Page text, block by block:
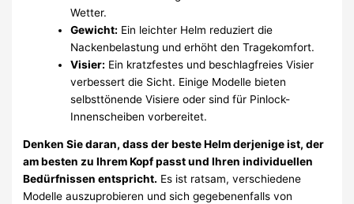
Wetter.
Gewicht: Ein leichter Helm reduziert die
Nackenbelastung und erhöht den Tragekomfort.
Visier: Ein kratzfestes und beschlagfreies Visier
verbessert die Sicht. Einige Modelle bieten
selbsttönende Visiere oder sind für Pinlock-
Innenscheiben vorbereitet.
Denken Sie daran, dass der beste Helm derjenige ist, der
am besten zu Ihrem Kopf passt und Ihren individuellen
Bedürfnissen entspricht. Es ist ratsam, verschiedene
Modelle auszuprobieren und sich gegebenenfalls von